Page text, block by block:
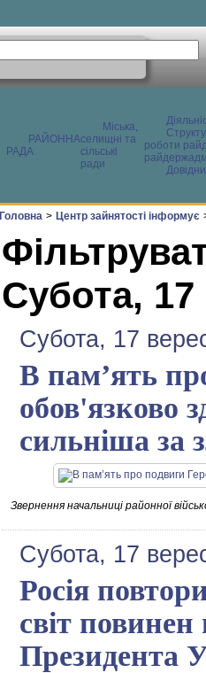
РАЙОННА
РАДА
Міська,
селищні та
сільські
ради
роботи
Головна > Центр зайнятості інформує
Субота, 17
Субота, 17
В пам’ять
обов'язково
сильніша за
Звернення начальниці районної
Субота, 17
Росія
світ повинен
Президента